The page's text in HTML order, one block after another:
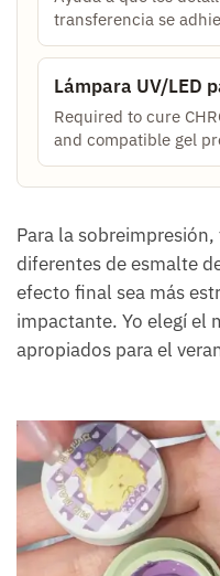
transferencia se
Lámpara UV/LED
Required to cure
and compatible gel
Para la
diferentes de esmalte
efecto final sea más
impactante. Yo elegí el
apropiados para el